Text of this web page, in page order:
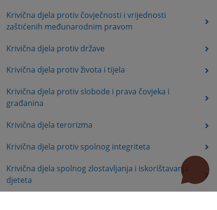
Krivična djela protiv čovječnosti i vrijednosti
zaštićenih međunarodnim pravom
Krivična djela protiv države
Krivična djela protiv života i tijela
Krivična djela protiv slobode i prava čovjeka i
građanina
Krivična djela terorizma
Krivična djela protiv spolnog integriteta
Krivična djela spolnog zlostavljanja i iskorištavanja
djeteta